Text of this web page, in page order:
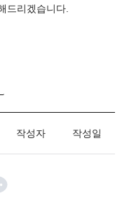
드리겠습니다.
작성자 작성일